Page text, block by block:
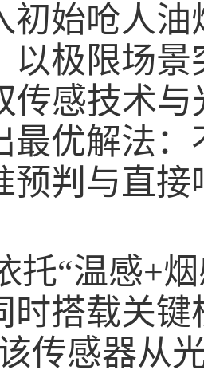
初始呛人
以极限场
传感技术
最优解法
预判与直
托“温感+
时搭载关
感器从